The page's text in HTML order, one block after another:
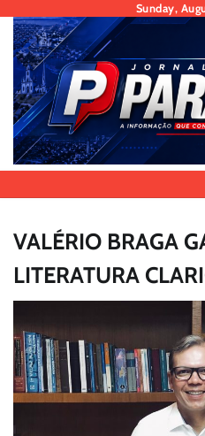
content
Sunday,
VALÉRIO BRAGA
LITERATURA